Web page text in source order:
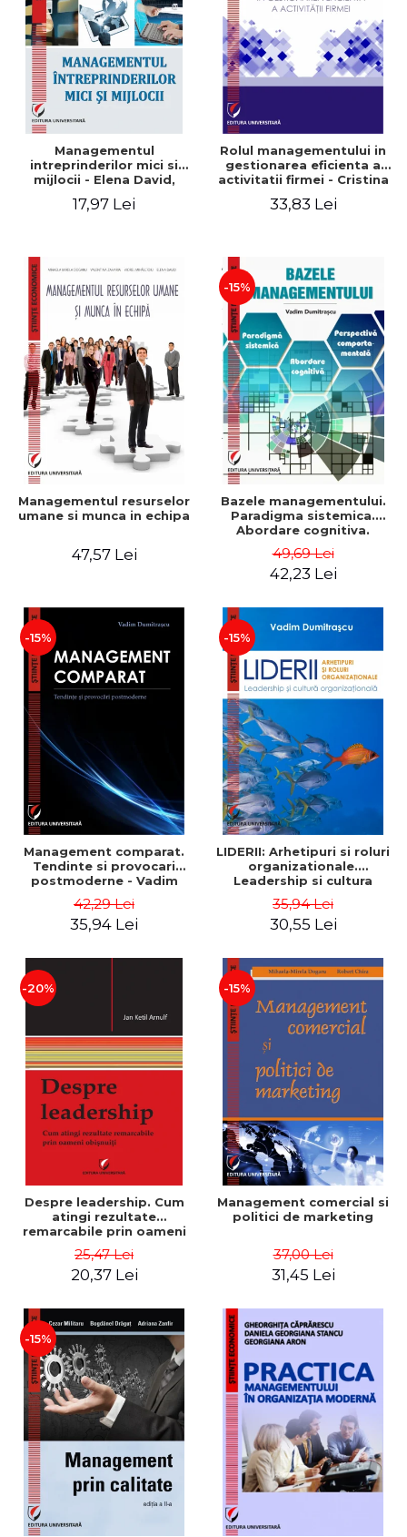
Managementul
intreprinderilor mici si
mijlocii - Elena David,
Roxana Carmen Ionescu,
17,97 Lei
Rolul managementului in
gestionarea eficienta a
activitatii firmei - Cristina
Gabriel Nastase, Mihaela-
33,83 Lei
Managementul resurselor
umane si munca in echipa
47,57 Lei
-15%
Bazele managementului.
Paradigma sistemica.
Abordare cognitiva.
comportamentala - Vadim
Dumitrascu
49,69 Lei
42,23 Lei
-15%
Management comparat.
Tendinte si provocari
postmoderne - Vadim
42,29 Lei
35,94 Lei
-15%
LIDERII: Arhetipuri si roluri
organizationale.
Leadership si cultura
Dumitrascu
35,94 Lei
30,55 Lei
-20%
Despre leadership. Cum
atingi rezultate
remarcabile prin oameni
25,47 Lei
20,37 Lei
-15%
Management comercial si
politici de marketing
37,00 Lei
31,45 Lei
-15%